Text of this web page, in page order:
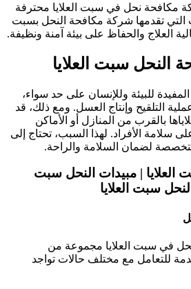
مكافحة نحل في سبت العلايا محترفة
التي تقدمها شركة مكافحة النحل بسبت
العلاج والحفاظ على بيئة آمنة ونظيفة.
للبيئة وللإنسان على حد سواء،
التلقيح وإنتاج العسل. ومع ذلك، قد
بالقرب من المنازل أو الأماكن
سلامة الأفراد. لهذا السبب، تحتاج إلى
لضمان السلامة والراحة.
| مبيدات النحل سبت
سبت العلايا
في سبت العلايا مجموعة من
للتعامل مع مختلف حالات تواجد